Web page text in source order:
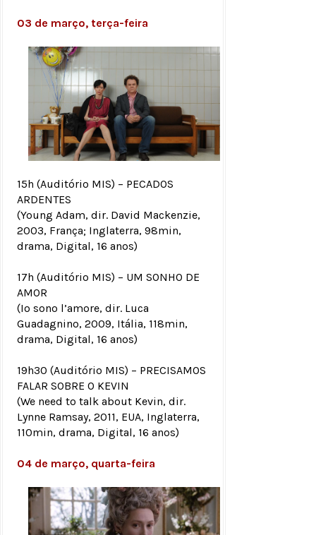
03 de março, terça-feira
15h (Auditório MIS) – PECADOS
ARDENTES
(Young Adam, dir. David Mackenzie,
2003, França; Inglaterra, 98min,
drama, Digital, 16 anos)
17h (Auditório MIS) – UM SONHO DE
AMOR
(Io sono l’amore, dir. Luca
Guadagnino, 2009, Itália, 118min,
drama, Digital, 16 anos)
19h30 (Auditório MIS) – PRECISAMOS
FALAR SOBRE O KEVIN
(We need to talk about Kevin, dir.
Lynne Ramsay, 2011, EUA, Inglaterra,
110min, drama, Digital, 16 anos)
04 de março, quarta-feira